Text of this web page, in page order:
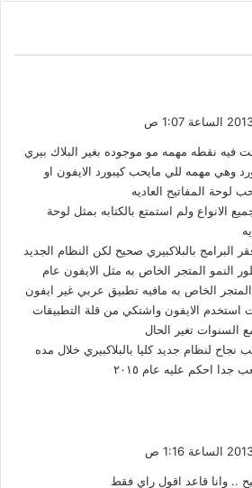
فيه نقطه مهمه مو موجوده بغير البلاك بيري
وهي مهمه للي مايحب كيبورد الايفون او
لوحة المفاتيح العاديه
الانواع ولم استمتع بالكتابه بمثل لوحة
البرامج بالبلاكبيري صحيح لكن النظام الجديد
النمو المتجر الخاص به مثل الايفون عام
المتجر الخاص به مافيه تطبيق عربي غير ايفون
استخدم الايفون واشتكي من قلة التطبيقات
السنوات تغير الحال
نجاح لنظام جديد كليا بالبلاكبيري خلال مده
احكم عليه عام ٢٠١٥
.. وانا قاعد اقول راي فقط